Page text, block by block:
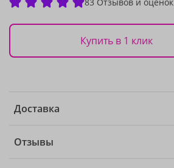
Купить в 1 клик
Доставка
Отзывы